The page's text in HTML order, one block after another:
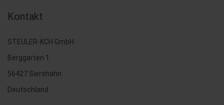
Kontakt
STEULER-KCH GmbH
Berggarten 1
56427 Siershahn
Deutschland